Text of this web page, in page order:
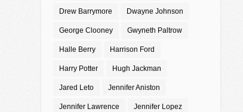
Drew Barrymore Dwayne Johnson
George Clooney Gwyneth Paltrow
Halle Berry Harrison Ford
Harry Potter Hugh Jackman
Jared Leto Jennifer Aniston
Jennifer Lawrence Jennifer Lopez